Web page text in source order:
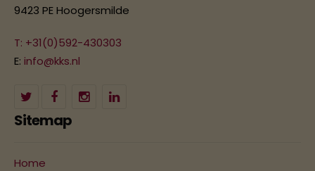
9423 PE Hoogersmilde
T: +31(0)592-430303
E: info@kks.nl
Sitemap
Home